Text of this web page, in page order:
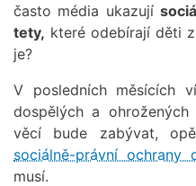
často média ukazují
tety, které odebírají děti
je?
V posledních měsících
dospělých a
věcí bude zabývat,
sociálně-právní ochrany
musí.